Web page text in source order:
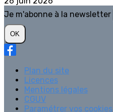
Je m'abonne à la newsletter
OK
Plan du site
Licences
Mentions légales
CGUV
Paramétrer vos cookies